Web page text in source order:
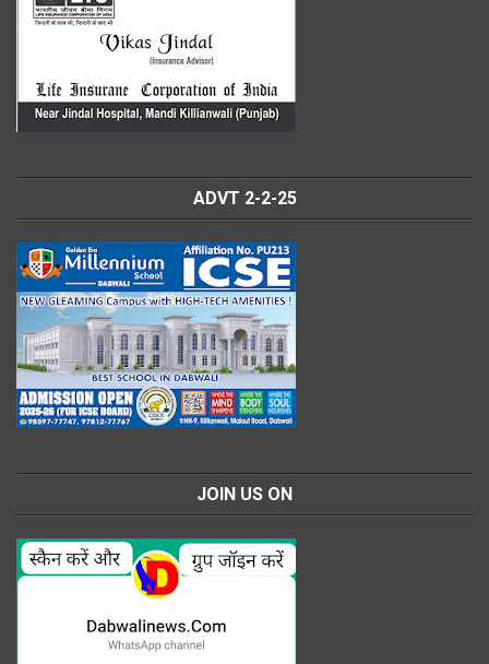
ADVT 2-2-25
JOIN US ON